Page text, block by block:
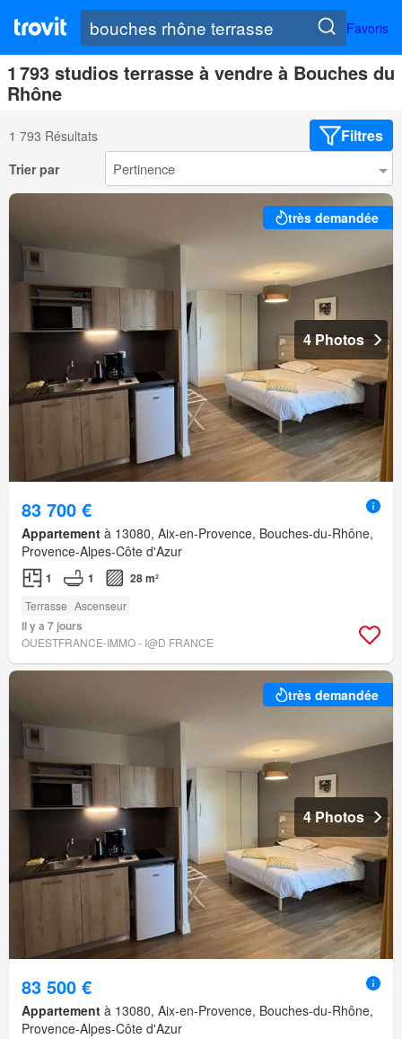
Favoris
1 793 studios terrasse à vendre à Bouches du
Rhône
1 793 Résultats Filtres
Trier par
très demandée
4 Photos
83 700 €
Appartement à 13080, Aix-en-Provence, Bouches-du-Rhône,
Provence-Alpes-Côte d'Azur
1 1 28 m²
Terrasse Ascenseur
Il y a 7 jours
OUESTFRANCE-IMMO - I@D FRANCE
très demandée
4 Photos
83 500 €
Appartement à 13080, Aix-en-Provence, Bouches-du-Rhône,
Provence-Alpes-Côte d'Azur